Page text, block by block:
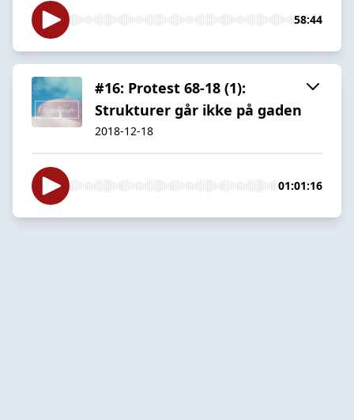
58:44
#16: Protest 68-18 (1):
Strukturer går ikke på gaden
2018-12-18
01:01:16